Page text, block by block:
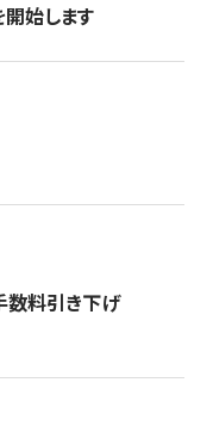
始します
数料引き下げ